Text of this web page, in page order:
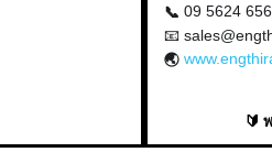
📞 09 5624
📧
🌏
🔰